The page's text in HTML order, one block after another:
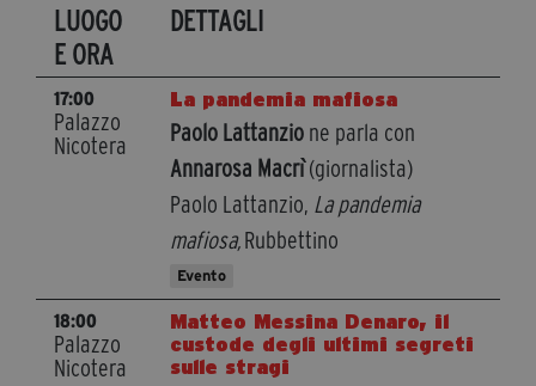
segreteria@tramefestival.it
info@tramefestival.it
+39 346 954 4078
LUOGO
E ORA
DETTAGLI
17:00
Palazzo
Nicotera
La pandemia mafiosa
Paolo Lattanzio ne parla con
Annarosa Macrì(giornalista)
Paolo Lattanzio, La pandemia
mafiosa,Rubbettino
Evento
18:00
Palazzo
Nicotera
​​​​​​​Matteo Messina Denaro, il
custode degli ultimi segreti
sulle stragi